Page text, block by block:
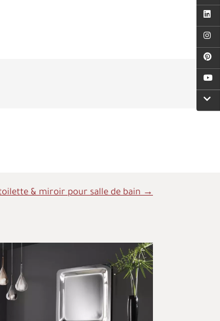
& miroir pour salle de bain →